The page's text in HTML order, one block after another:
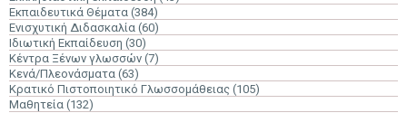
Εκπαιδευτικά Θέματα (384)
Ενισχυτική Διδασκαλία (60)
Ιδιωτική Εκπαίδευση (30)
Κέντρα Ξένων γλωσσών (7)
Κενά/Πλεονάσματα (63)
Κρατικό Πιστοποιητικό Γλωσσομάθειας (105)
Μαθητεία (132)